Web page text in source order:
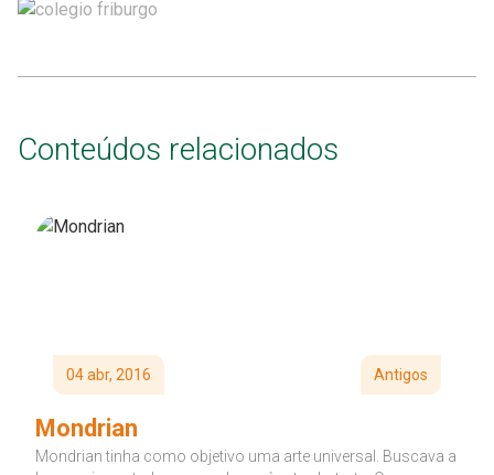
Conteúdos relacionados
04 abr, 2016 Antigos
Mondrian
Mondrian tinha como objetivo uma arte universal. Buscava a